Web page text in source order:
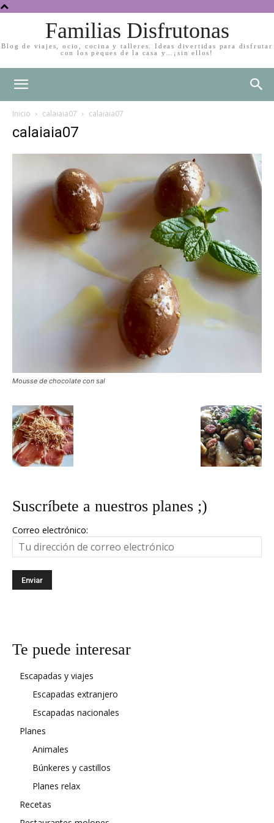
Familias Disfrutonas
Blog de viajes, ocio, cocina y talleres. Ideas divertidas para disfrutar
con los peques de la casa y…¡sin ellos!
Inicio calaiaia07 calaiaia07
calaiaia07
Mousse de chocolate con sal
Suscríbete a nuestros planes ;)
Correo electrónico:
Te puede interesar
Escapadas y viajes
Escapadas extranjero
Escapadas nacionales
Planes
Animales
Búnkeres y castillos
Planes relax
Recetas